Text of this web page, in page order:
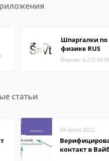
Шпаргалки по
физике RUS
Версия: 4.2 (5.44
статьи
04 июня 2022
контакт в